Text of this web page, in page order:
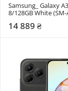
Samsung_ Galaxy
8/128GB White (SM-
14 889 ₴